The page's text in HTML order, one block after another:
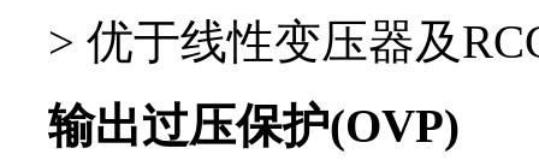
> 优于线性变压器及
输出过压保护(OVP)